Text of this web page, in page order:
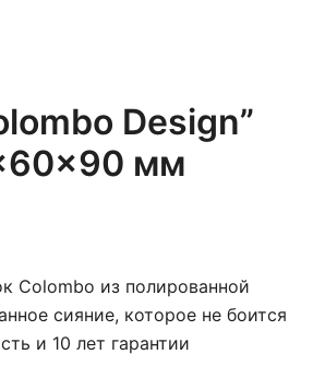
Design”
мм
Colombo из полированной
сияние, которое не боится
и 10 лет гарантии